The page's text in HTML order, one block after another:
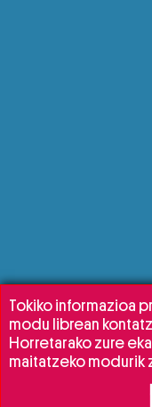
Tokiko informazioa
modu librean
Horretarako zure
maitatzeko modurik